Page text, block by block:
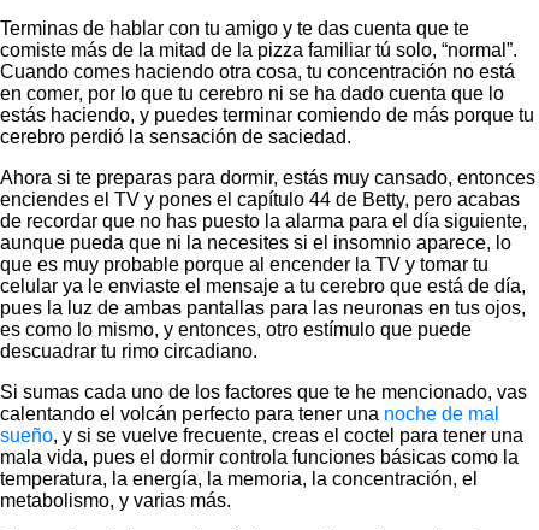
Terminas de hablar con tu amigo y te das cuenta que te
comiste más de la mitad de la pizza familiar tú solo, “normal”.
Cuando comes haciendo otra cosa, tu concentración no está
en comer, por lo que tu cerebro ni se ha dado cuenta que lo
estás haciendo, y puedes terminar comiendo de más porque tu
cerebro perdió la sensación de saciedad.
Ahora si te preparas para dormir, estás muy cansado, entonces
enciendes el TV y pones el capítulo 44 de Betty, pero acabas
de recordar que no has puesto la alarma para el día siguiente,
aunque pueda que ni la necesites si el insomnio aparece, lo
que es muy probable porque al encender la TV y tomar tu
celular ya le enviaste el mensaje a tu cerebro que está de día,
pues la luz de ambas pantallas para las neuronas en tus ojos,
es como lo mismo, y entonces, otro estímulo que puede
descuadrar tu rimo circadiano.
Si sumas cada uno de los factores que te he mencionado, vas
calentando el volcán perfecto para tener una noche de mal
sueño, y si se vuelve frecuente, creas el coctel para tener una
mala vida, pues el dormir controla funciones básicas como la
temperatura, la energía, la memoria, la concentración, el
metabolismo, y varias más.